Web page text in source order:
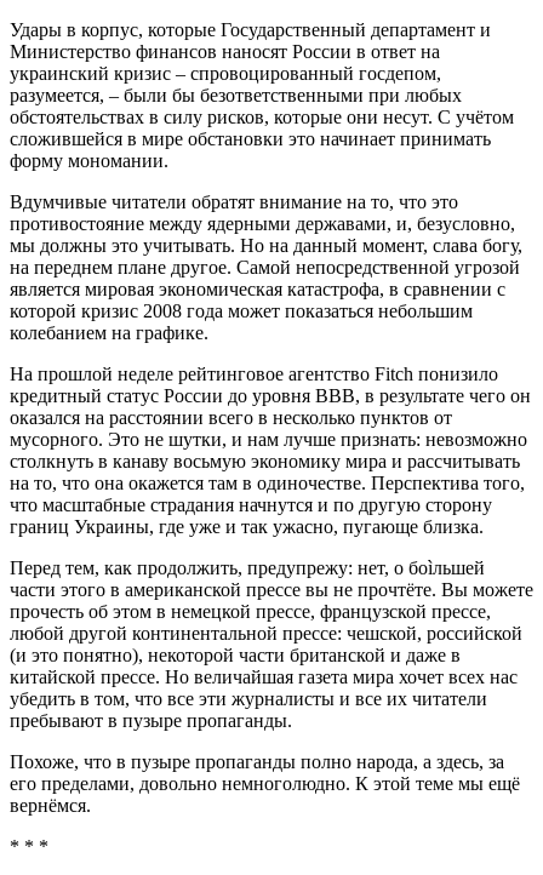
Удары в корпус, которые Государственный департамент и
Министерство финансов наносят России в ответ на
украинский кризис – спровоцированный госдепом,
разумеется, – были бы безответственными при любых
обстоятельствах в силу рисков, которые они несут. С учётом
сложившейся в мире обстановки это начинает принимать
форму мономании.
Вдумчивые читатели обратят внимание на то, что это
противостояние между ядерными державами, и, безусловно,
мы должны это учитывать. Но на данный момент, слава богу,
на переднем плане другое. Самой непосредственной угрозой
является мировая экономическая катастрофа, в сравнении с
которой кризис 2008 года может показаться небольшим
колебанием на графике.
На прошлой неделе рейтинговое агентство Fitch понизило
кредитный статус России до уровня BBB, в результате чего он
оказался на расстоянии всего в несколько пунктов от
мусорного. Это не шутки, и нам лучше признать: невозможно
столкнуть в канаву восьмую экономику мира и рассчитывать
на то, что она окажется там в одиночестве. Перспектива того,
что масштабные страдания начнутся и по другую сторону
границ Украины, где уже и так ужасно, пугающе близка.
Перед тем, как продолжить, предупрежу: нет, о боìльшей
части этого в американской прессе вы не прочтёте. Вы можете
прочесть об этом в немецкой прессе, французской прессе,
любой другой континентальной прессе: чешской, российской
(и это понятно), некоторой части британской и даже в
китайской прессе. Но величайшая газета мира хочет всех нас
убедить в том, что все эти журналисты и все их читатели
пребывают в пузыре пропаганды.
Похоже, что в пузыре пропаганды полно народа, а здесь, за
его пределами, довольно немноголюдно. К этой теме мы ещё
вернёмся.
* * *